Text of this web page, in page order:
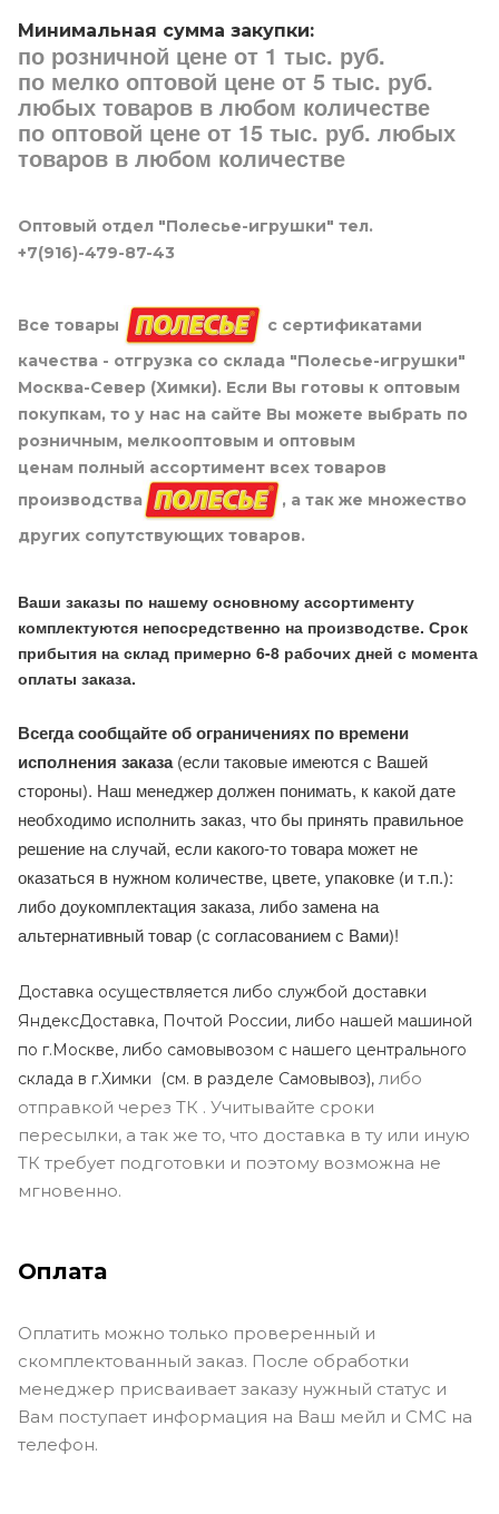
Минимальная сумма закупки:
по розничной цене от 1 тыс. руб.
по мелко оптовой цене от 5 тыс. руб.
любых товаров в любом количестве
по оптовой цене от 15 тыс. руб. любых
товаров в любом количестве
Оптовый отдел "Полесье-игрушки" тел.
+7(916)-479-87-43
Все товары
с сертификатами
качества - отгрузка со склада "Полесье-игрушки"
Москва-Север (Химки). Если Вы готовы к оптовым
покупкам, то у нас на сайте Вы можете выбрать по
розничным, мелкооптовым и оптовым
ценам полный ассортимент всех товаров
производства
, а так же множество
других сопутствующих товаров.
Ваши заказы по нашему основному ассортименту
комплектуются непосредственно на производстве. Срок
прибытия на склад примерно 6-8 рабочих дней с момента
оплаты заказа.
Всегда сообщайте об ограничениях по времени
исполнения заказа(если таковые имеются с Вашей
стороны). Наш менеджер должен понимать, к какой дате
необходимо исполнить заказ, что бы принять правильное
решение на случай, если какого-то товара может не
оказаться в нужном количестве, цвете, упаковке (и т.п.):
либо доукомплектация заказа, либо замена на
альтернативный товар (с согласованием с Вами)!
Доставка осуществляется либо службой доставки
ЯндексДоставка, Почтой России, либо нашей машиной
по г.Москве, либо самовывозом с нашего центрального
склада в г.Химки (см. в разделе Самовывоз), либо
отправкой через ТК . Учитывайте сроки
пересылки, а так же то, что доставка в ту или иную
ТК требует подготовки и поэтому возможна не
мгновенно.
Оплата
Оплатить можно только проверенный и
скомплектованный заказ. После обработки
менеджер присваивает заказу нужный статус и
Вам поступает информация на Ваш мейл и СМС на
телефон.